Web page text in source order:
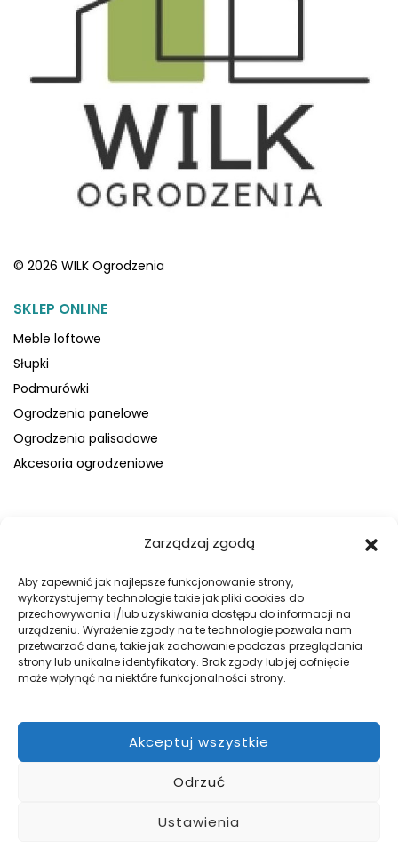
Zarządzaj zgodą
Aby zapewnić jak najlepsze funkcjonowanie strony,
wykorzystujemy technologie takie jak pliki cookies do
przechowywania i/lub uzyskiwania dostępu do informacji na
urządzeniu. Wyrażenie zgody na te technologie pozwala nam
przetwarzać dane, takie jak zachowanie podczas przeglądania
strony lub unikalne identyfikatory. Brak zgody lub jej cofnięcie
może wpłynąć na niektóre funkcjonalności strony.
Akceptuj wszystkie
Odrzuć
Ustawienia
© 2026 WILK Ogrodzenia
SKLEP ONLINE
Meble loftowe
Słupki
Podmurówki
Ogrodzenia panelowe
Ogrodzenia palisadowe
Akcesoria ogrodzeniowe
Blog
Kontakt
Galeria
Regulamin
Polityka prywatności
DOBRE OGRODZENIA
Zabezpiecz swój teren z firmą WILK Ogrodzenia Paulina Wilk.
Pomożemy przy projekcie, a później go zrealizujemy.